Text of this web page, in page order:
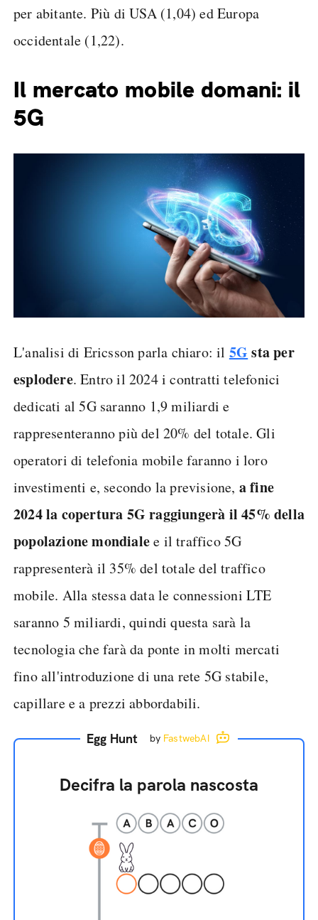
per abitante. Più di USA (1,04) ed Europa
occidentale (1,22).
Il mercato mobile domani: il
5G
L'analisi di Ericsson parla chiaro: il 5G sta per
esplodere. Entro il 2024 i contratti telefonici
dedicati al 5G saranno 1,9 miliardi e
rappresenteranno più del 20% del totale. Gli
operatori di telefonia mobile faranno i loro
investimenti e, secondo la previsione, a fine
2024 la copertura 5G raggiungerà il 45% della
popolazione mondialee il traffico 5G
rappresenterà il 35% del totale del traffico
mobile. Alla stessa data le connessioni LTE
saranno 5 miliardi, quindi questa sarà la
tecnologia che farà da ponte in molti mercati
fino all'introduzione di una rete 5G stabile,
capillare e a prezzi abbordabili.
Egg Hunt by FastwebAI
Decifra la parola nascosta